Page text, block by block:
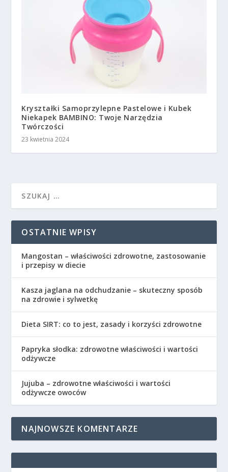
Kryształki Samoprzylepne Pastelowe i Kubek
Niekapek BAMBINO: Twoje Narzędzia
Twórczości
23 kwietnia 2024
OSTATNIE WPISY
Mangostan – właściwości zdrowotne, zastosowanie
i przepisy w diecie
Kasza jaglana na odchudzanie – skuteczny sposób
na zdrowie i sylwetkę
Dieta SIRT: co to jest, zasady i korzyści zdrowotne
Papryka słodka: zdrowotne właściwości i wartości
odżywcze
Jujuba – zdrowotne właściwości i wartości
odżywcze owoców
NAJNOWSZE KOMENTARZE